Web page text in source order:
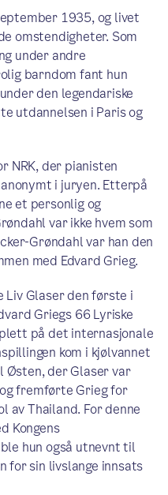
1935, og livet
omstendigheter. Som
under andre
barndom fant hun
den legendariske
utdannelsen i Paris og
NRK, der pianisten
i juryen. Etterpå
et personlig og
var ikke hvem som
Grøndahl var han den
med Edvard Grieg.
Liv Glaser den første i
Griegs 66 Lyriske
på det internasjonale
kom i kjølvannet
Østen, der Glaser var
fremførte Grieg for
av Thailand. For denne
Kongens
hun også utnevnt til
for sin livslange innsats